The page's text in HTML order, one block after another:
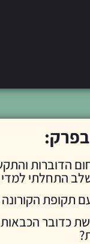
בפרק:
הדוברות
התחלתי למדי
שרכשת כדובר